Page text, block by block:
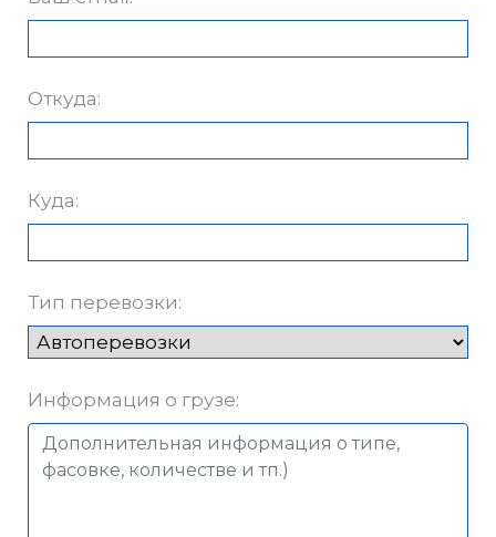
Откуда:
Куда:
Тип перевозки:
Информация о грузе: